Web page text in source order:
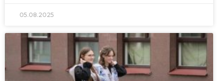
05.08.2025